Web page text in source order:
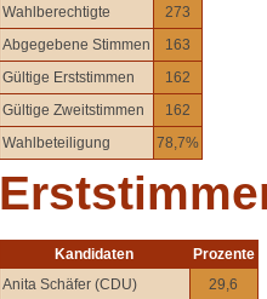
Wahlberechtigte
273
Abgegebene Stimmen
163
Gültige Erststimmen
162
Gültige Zweitstimmen
162
Wahlbeteiligung
78,7%
Kandidaten
Prozente
Anita Schäfer (CDU)
29,6